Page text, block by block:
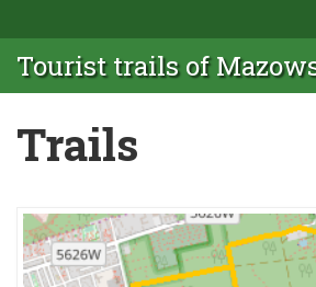
Tourist trails of
Trails